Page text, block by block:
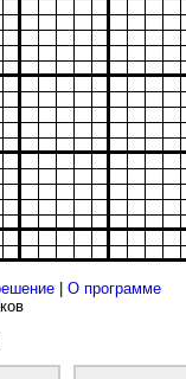
О программе